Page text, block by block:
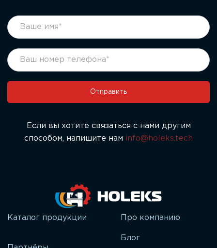
footer
form
Если
вы
человек,
оставьте
это
поле
Отправить
Если вы хотите связаться с нами другим
способом, напишите нам info@holeks.tech
Каталог продукции Про компанию
Блог